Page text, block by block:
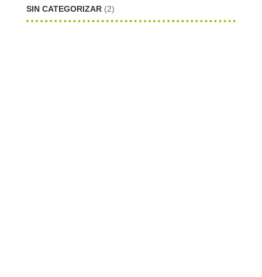
SIN CATEGORIZAR (2)